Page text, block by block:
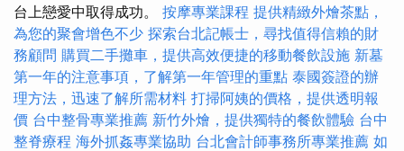
台上戀愛中取得成功。 按摩專業課程 提供精緻外燴茶點，
為您的聚會增色不少 探索台北記帳士，尋找值得信賴的財
務顧問 購買二手攤車，提供高效便捷的移動餐飲設施 新墓
第一年的注意事項，了解第一年管理的重點 泰國簽證的辦
理方法，迅速了解所需材料 打掃阿姨的價格，提供透明報
價 台中整骨專業推薦 新竹外燴，提供獨特的餐飲體驗 台中
整脊療程 海外抓姦專業協助 台北會計師事務所專業推薦 如